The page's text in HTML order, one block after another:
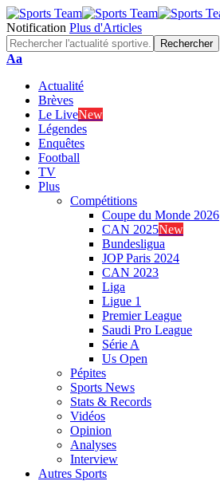
Notification Plus d'Articles
Font
Aa
Actualité
Brèves
Le LiveNew
Légendes
Enquêtes
Football
TV
Plus
Compétitions
Coupe du Monde 2026
CAN 2025New
Bundesligua
JOP Paris 2024
CAN 2023
Liga
Ligue 1
Premier League
Saudi Pro League
Série A
Us Open
Pépites
Sports News
Stats & Records
Vidéos
Opinion
Analyses
Interview
Autres Sports